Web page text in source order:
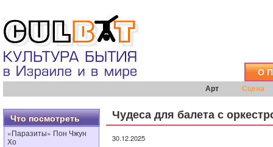
О
Арт Сцена
Что посмотреть
«Паразиты» Пон Чжун
Хо
Чудеса для балета с
30.12.2025